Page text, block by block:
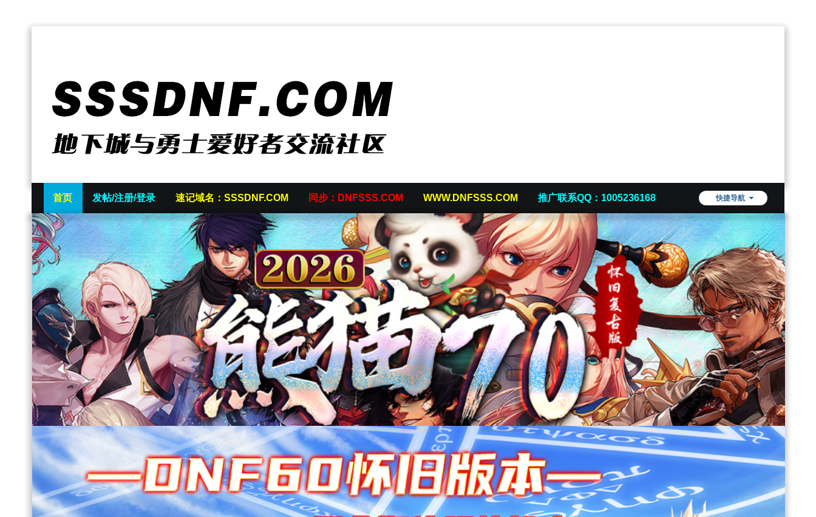
快捷导航
首页 发帖/注册/登录 速记域名：SSSDNF.COM 同步：DNFSSS.COM WWW.DNFSSS.COM 推广联系QQ：1005236168